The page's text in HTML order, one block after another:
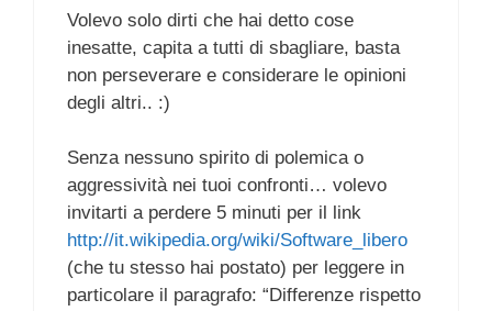
Volevo solo dirti che hai detto cose
inesatte, capita a tutti di sbagliare, basta
non perseverare e considerare le opinioni
degli altri.. :)
Senza nessuno spirito di polemica o
aggressività nei tuoi confronti… volevo
invitarti a perdere 5 minuti per il link
http://it.wikipedia.org/wiki/Software_libero
(che tu stesso hai postato) per leggere in
particolare il paragrafo: “Differenze rispetto